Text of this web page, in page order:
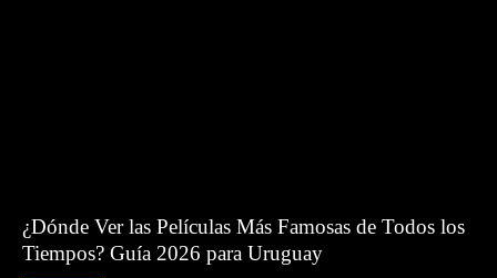
¿Dónde Ver las Películas Más Famosas de Todos los
Tiempos? Guía 2026 para Uruguay